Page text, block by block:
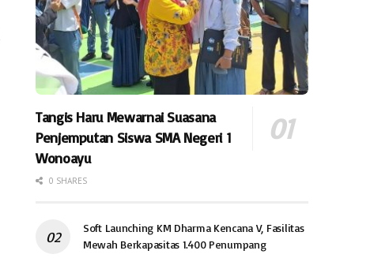
Tangis Haru Mewarnai Suasana
Penjemputan Siswa SMA Negeri 1
Wonoayu
0 SHARES
Soft Launching KM Dharma Kencana V, Fasilitas
Mewah Berkapasitas 1.400 Penumpang